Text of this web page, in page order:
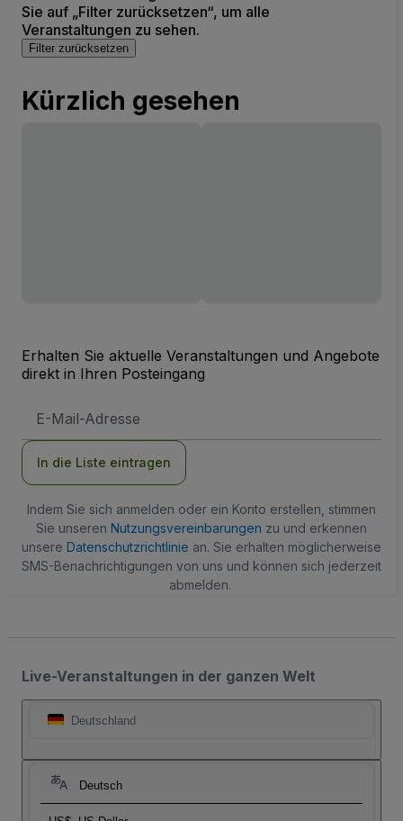
Sie auf „Filter zurücksetzen“, um alle
Veranstaltungen zu sehen.
Filter zurücksetzen
Kürzlich gesehen
Erhalten Sie aktuelle Veranstaltungen und Angebote
direkt in Ihren Posteingang
Mail-
In die Liste eintragen
Indem Sie sich anmelden oder ein Konto erstellen, stimmen
Sie unseren Nutzungsvereinbarungen zu und erkennen
unsere Datenschutzrichtlinie an. Sie erhalten möglicherweise
SMS-Benachrichtigungen von uns und können sich jederzeit
abmelden.
Live-Veranstaltungen in der ganzen Welt
Deutschland
Deutsch